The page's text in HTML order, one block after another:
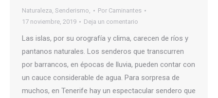
Naturaleza, Senderismo, Por Caminantes
17 noviembre, 2019
Deja un comentario
Las islas, por su orografía y clima, carecen de ríos y
pantanos naturales. Los senderos que transcurren
por barrancos, en épocas de lluvia, pueden contar con
un cauce considerable de agua. Para sorpresa de
muchos, en Tenerife hay un espectacular sendero que